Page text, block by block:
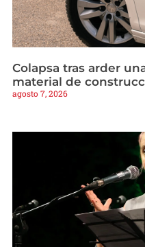
Colapsa tras arder
material de
agosto 7, 2026